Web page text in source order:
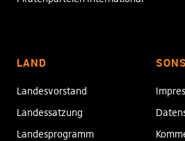
LAND
Landesvorstand
Landessatzung
Landesprogramm